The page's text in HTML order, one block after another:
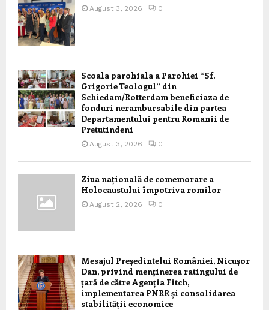
August 3, 2026 0
Scoala parohiala a Parohiei “Sf.
Grigorie Teologul” din
Schiedam/Rotterdam beneficiaza de
fonduri nerambursabile din partea
Departamentului pentru Romanii de
Pretutindeni
August 3, 2026 0
Ziua națională de comemorare a
Holocaustului împotriva romilor
August 2, 2026 0
Mesajul Președintelui României, Nicușor
Dan, privind menținerea ratingului de
țară de către Agenția Fitch,
implementarea PNRR și consolidarea
stabilității economice